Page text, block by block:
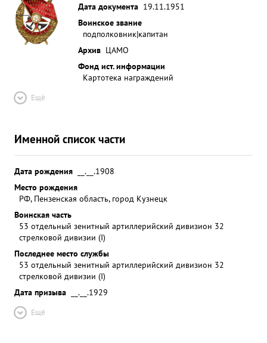
Дата документа 19.11.1951
Воинское звание
подполковник|капитан
Архив ЦАМО
Фонд ист. информации
Картотека награждений
Ещё
Именной список части
Дата рождения
__.__.1908
Место рождения
РФ, Пензенская область, город Кузнецк
Воинская часть
53 отдельный зенитный артиллерийский дивизион 32
стрелковой дивизии (I)
Последнее место службы
53 отдельный зенитный артиллерийский дивизион 32
стрелковой дивизии (I)
Дата призыва
__.__.1929
Ещё